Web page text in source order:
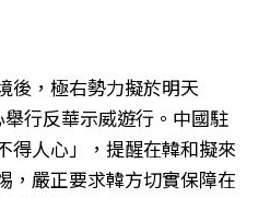
後，極右勢力擬於明天
舉行反華示威遊行。中國駐
得人心」，提醒在韓和擬來
，嚴正要求韓方切實保障在